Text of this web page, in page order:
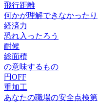
飛行距離
何かが理解できなかったり
経済力
恐れ入ったろう
耐候
総面積
の意味するもの
円OFF
重加工
あなたの職場の安全点検第